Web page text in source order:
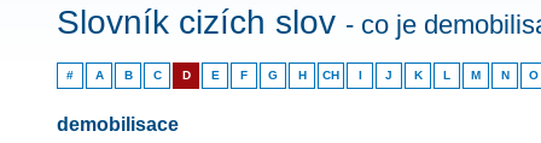
Slovník cizích slov - co je
# A B C D E F G H CH I J K L M N O
demobilisace